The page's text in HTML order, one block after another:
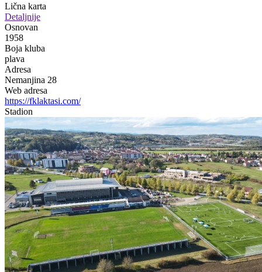
Lična karta
Detaljnije
Osnovan
1958
Boja kluba
plava
Adresa
Nemanjina 28
Web adresa
https://fklaktasi.com/
Stadion